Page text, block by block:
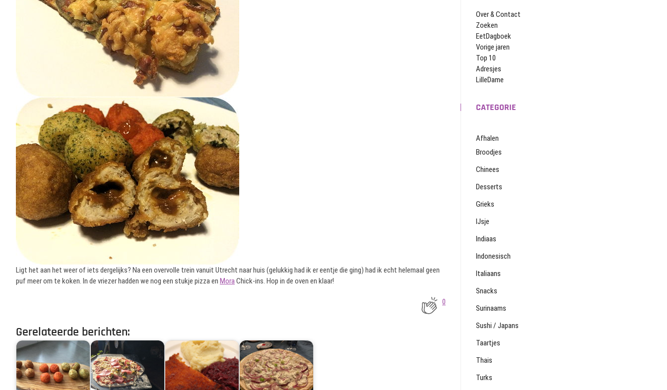
Ligt het aan het weer of iets dergelijks? Na een overvolle trein vanuit Utrecht naar huis (gelukkig had ik er eentje die ging) had ik echt helemaal geen
puf meer om te koken. In de vriezer hadden we nog een stukje pizza en MoraChick-ins. Hop in de oven en klaar!
0
Gerelateerde berichten:
Over & Contact
Zoeken
EetDagboek
Vorige jaren
Top 10
Adresjes
LilleDame
CATEGORIE
Afhalen
Broodjes
Chinees
Desserts
Grieks
IJsje
Indiaas
Indonesisch
Italiaans
Snacks
Surinaams
Sushi / Japans
Taartjes
Thais
Turks